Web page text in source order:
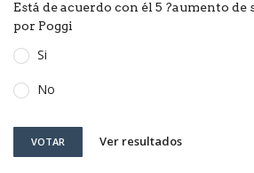
Está de acuerdo con él 5 ?aumento de
por Poggi
Si
No
VOTAR Ver resultados